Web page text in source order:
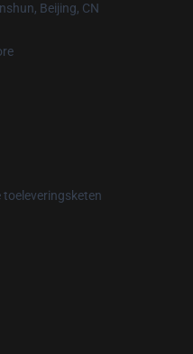
Beijing, CN
toeleveringsketen